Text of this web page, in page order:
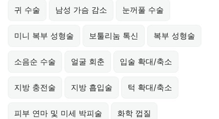
귀 수술 남성 가슴 감소 눈꺼풀 수술
미니 복부 성형술 보툴리눔 톡신 복부 성형술
소음순 수술 얼굴 회춘 입술 확대/축소
지방 충전술 지방 흡입술 턱 확대/축소
피부 연마 및 미세 박피술 화학 껍질